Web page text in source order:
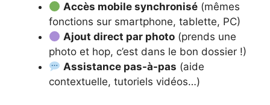
Accès mobile synchronisé (mêmes
fonctions sur smartphone, tablette, PC)
Ajout direct par photo (prends une
photo et hop, c’est dans le bon dossier !)
Assistance pas-à-pas (aide
contextuelle, tutoriels vidéos…)